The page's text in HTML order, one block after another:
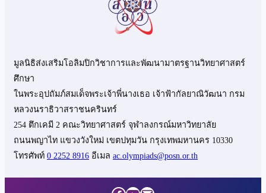
มูลนิธิส่งเสริมโอลิมปิกวิชาการและพัฒนามาตรฐานวิทยาศาสตร์
ศึกษา
ในพระอุปถัมภ์สมเด็จพระเจ้าพี่นางเธอ เจ้าฟ้ากัลยาณิวัฒนา กรม
หลวงนราธิวาสราชนครินทร์
254 ตึกเคมี 2 คณะวิทยาศาสตร์ จุฬาลงกรณ์มหาวิทยาลัย
ถนนพญาไท แขวงวังใหม่ เขตปทุมวัน กรุงเทพมหานคร 10330
โทรศัพท์ 0 2252 8916 อีเมล ac.olympiads@posn.or.th